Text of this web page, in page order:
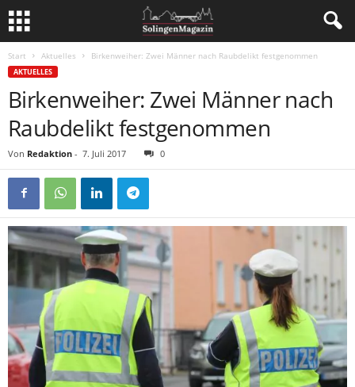
Start Aktuelles Birkenweiher: Zwei Männer nach Raubdelikt festgenommen
AKTUELLES
Birkenweiher: Zwei Männer nach
Raubdelikt festgenommen
Von Redaktion - 7. Juli 2017 0